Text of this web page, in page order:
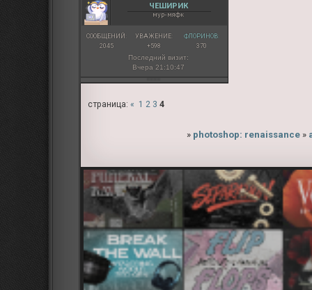
ЧЕШИРИК
мур-мяфк
СООБЩЕНИЙ:
2045
УВАЖЕНИЕ:
+598
ФЛОРИНОВ:
370
Последний визит:
Вчера 21:10:47
страница:« 1 2 3 4
» photoshop: renaissance »